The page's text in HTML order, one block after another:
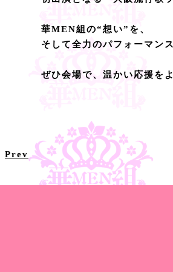
華MEN組の“想い”を、
そして全力のパフォーマン
ぜひ会場で、温かい応援を
Prev